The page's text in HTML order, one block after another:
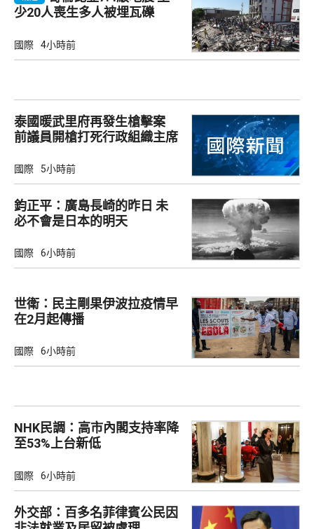
少20人喪生多人被埋瓦礫
國際 4小時前
泰國暖武里府再發生槍擊案
前議員開槍打死行政組織主席
國際 5小時前
鈞正平：廣島長崎的昨日 未
必不會是日本的明天
國際 6小時前
世衛：民主剛果伊波拉疫情早
在2月起傳播
國際 6小時前
NHK民調：高市內閣支持率降
至53%上台新低
國際 6小時前
外交部：百多名菲律賓公民因